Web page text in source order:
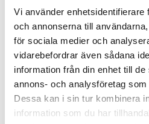
Vi använder enhetsidentifierare
och annonserna till
för sociala medier och
vidarebefordrar även sådana
information från din enhet till
annons- och analysföretag som
Dessa kan i sin tur kombinera
information som du har
Alluris provställ TTT-
momentnycklar
Alluris TTT-922C5 är ett provställ för
Den smidiga spännanordningen
riktning i förhållande till